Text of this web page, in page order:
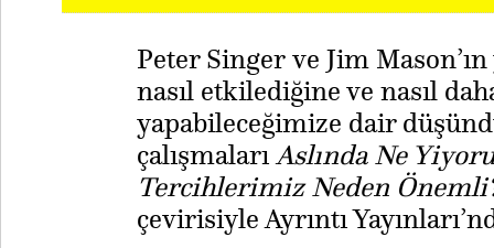
Peter Singer ve Jim
nasıl etkilediğine ve nasıl
yapabileceğimize dair
çalışmalarıAslında Ne
Tercihlerimiz Neden
çevirisiyle Ayrıntı